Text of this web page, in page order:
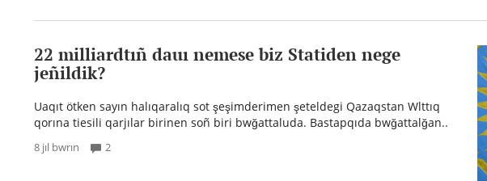
22 milliardtıñ dauı nemese biz Statiden nege
jeñildik?
Uaqıt ötken sayın halıqaralıq sot şeşimderimen şeteldegi Qazaqstan Wlttıq
qorına tiesili qarjılar birinen soñ biri bwğattaluda. Bastapqıda bwğattalğan..
8 jıl bwrın 2